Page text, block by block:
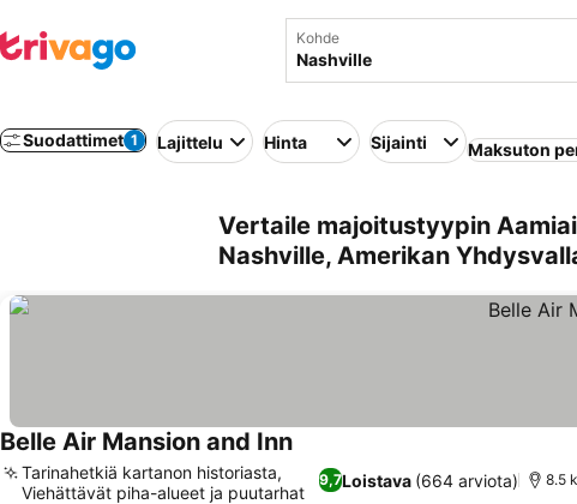
Kohde
Suodattimet 1 Lajittelu Hinta Sijainti Maksuton
Vertaile majoitustyypin
Nashville, Amerikan
Belle Air Mansion and Inn
9,7Loistava (664 arviota)
Tarinahetkiä kartanon historiasta,
Viehättävät piha-alueet ja puutarhat
8.5